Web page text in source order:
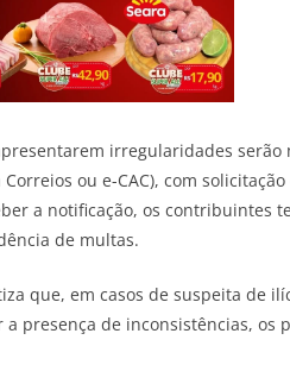
irregularidades serão
ou e-CAC), com
a notificação, os contribuintes
de multas.
que, em casos de suspeita de
presença de inconsistências, os